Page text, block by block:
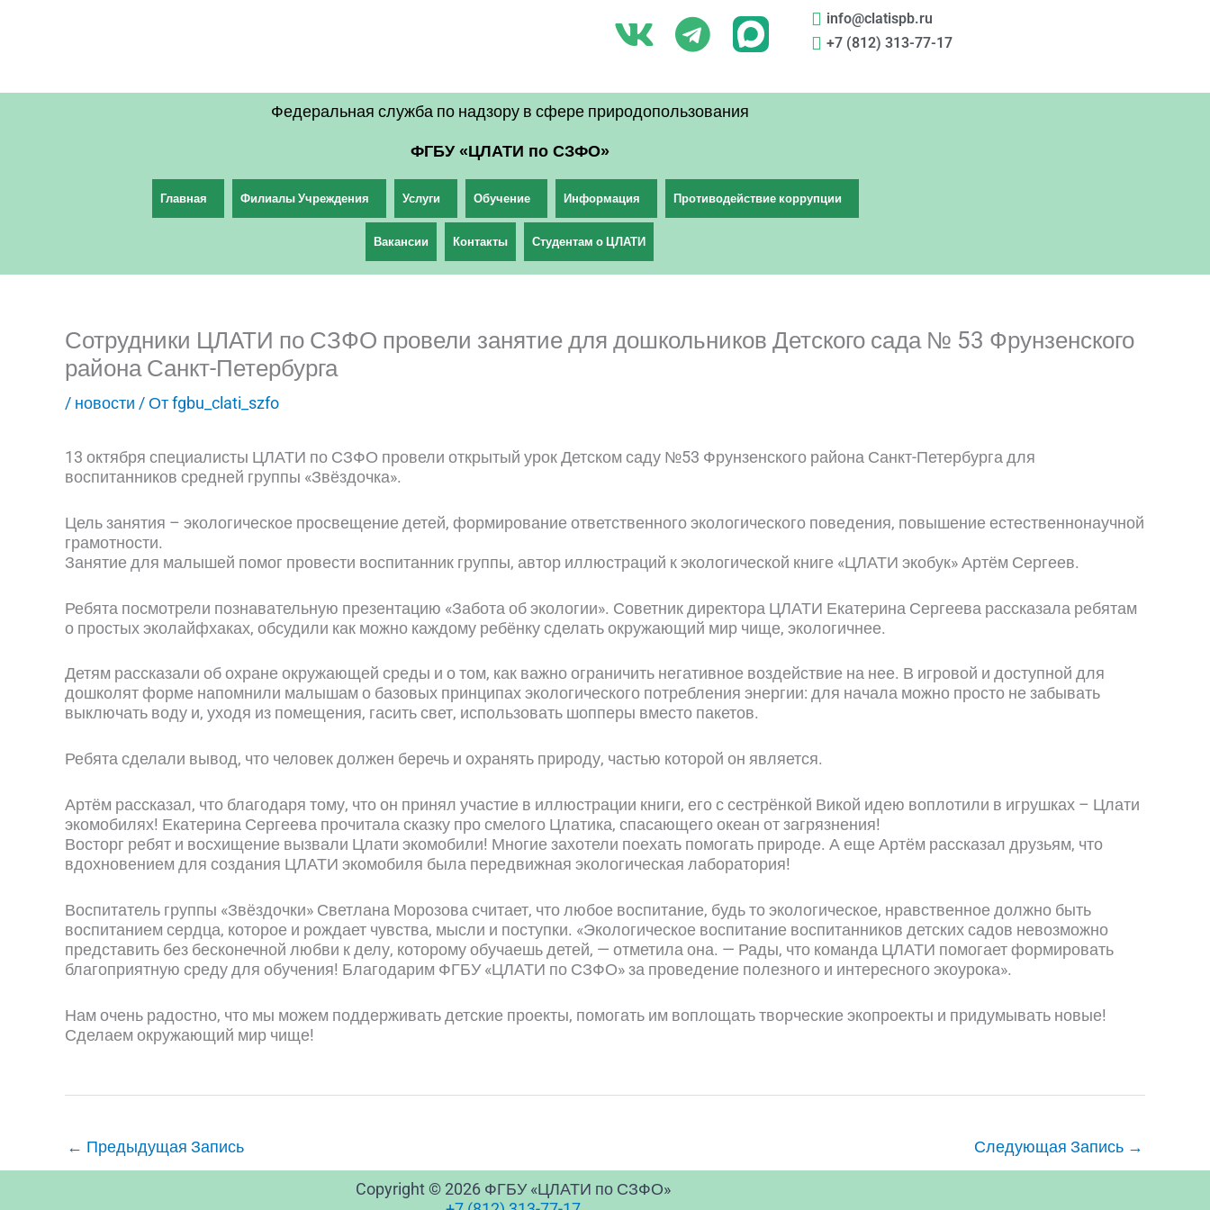
V
T
e
l
g
r
m
info@clatispb.ru
+7 (812) 313-77-17
Федеральная служба по надзору в сфере природопользования
ФГБУ «ЦЛАТИ по СЗФО»
Главная Филиалы Учреждения Услуги Обучение Информация Противодействие коррупции
Вакансии Контакты Студентам о ЦЛАТИ
Сотрудники ЦЛАТИ по СЗФО провели занятие для дошкольников Детского сада № 53 Фрунзенского
района Санкт-Петербурга
/ новости / Отfgbu_clati_szfo
13 октября специалисты ЦЛАТИ по СЗФО провели открытый урок Детском саду №53 Фрунзенского района Санкт-Петербурга для
воспитанников средней группы «Звёздочка».
Цель занятия – экологическое просвещение детей, формирование ответственного экологического поведения, повышение естественнонаучной
грамотности.
Занятие для малышей помог провести воспитанник группы, автор иллюстраций к экологической книге «ЦЛАТИ экобук» Артём Сергеев.
Ребята посмотрели познавательную презентацию «Забота об экологии». Советник директора ЦЛАТИ Екатерина Сергеева рассказала ребятам
о простых эколайфхаках, обсудили как можно каждому ребёнку сделать окружающий мир чище, экологичнее.
Детям рассказали об охране окружающей среды и о том, как важно ограничить негативное воздействие на нее. В игровой и доступной для
дошколят форме напомнили малышам о базовых принципах экологического потребления энергии: для начала можно просто не забывать
выключать воду и, уходя из помещения, гасить свет, использовать шопперы вместо пакетов.
Ребята сделали вывод, что человек должен беречь и охранять природу, частью которой он является.
Артём рассказал, что благодаря тому, что он принял участие в иллюстрации книги, его с сестрёнкой Викой идею воплотили в игрушках – Цлати
экомобилях! Екатерина Сергеева прочитала сказку про смелого Цлатика, спасающего океан от загрязнения!
Восторг ребят и восхищение вызвали Цлати экомобили! Многие захотели поехать помогать природе. А еще Артём рассказал друзьям, что
вдохновением для создания ЦЛАТИ экомобиля была передвижная экологическая лаборатория!
Воспитатель группы «Звёздочки» Светлана Морозова считает, что любое воспитание, будь то экологическое, нравственное должно быть
воспитанием сердца, которое и рождает чувства, мысли и поступки. «Экологическое воспитание воспитанников детских садов невозможно
представить без бесконечной любви к делу, которому обучаешь детей, — отметила она. — Рады, что команда ЦЛАТИ помогает формировать
благоприятную среду для обучения! Благодарим ФГБУ «ЦЛАТИ по СЗФО» за проведение полезного и интересного экоурока».
Нам очень радостно, что мы можем поддерживать детские проекты, помогать им воплощать творческие экопроекты и придумывать новые!
Сделаем окружающий мир чище!
← Предыдущая Запись Следующая Запись →
Copyright © 2026 ФГБУ «ЦЛАТИ по СЗФО»